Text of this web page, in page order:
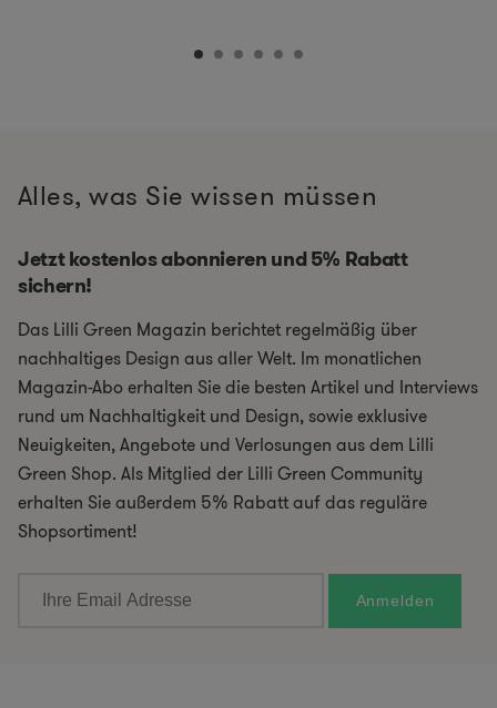
Alles, was Sie wissen müssen
Jetzt kostenlos abonnieren und 5% Rabatt
sichern!
Das Lilli Green Magazin berichtet regelmäßig über
nachhaltiges Design aus aller Welt. Im monatlichen
Magazin-Abo erhalten Sie die besten Artikel und Interviews
rund um Nachhaltigkeit und Design, sowie exklusive
Neuigkeiten, Angebote und Verlosungen aus dem Lilli
Green Shop. Als Mitglied der Lilli Green Community
erhalten Sie außerdem 5% Rabatt auf das reguläre
Shopsortiment!